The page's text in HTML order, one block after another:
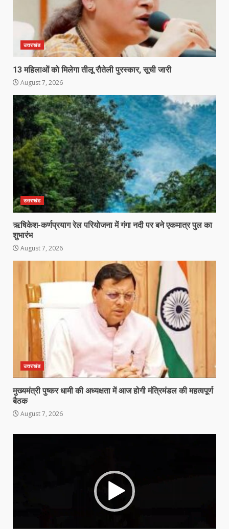
उत्तराखंड
13 महिलाओं को मिलेगा तीलू रौतेली पुरस्कार, सूची जारी
August 7, 2026
उत्तराखंड
ऋषिकेश-कर्णप्रयाग रेल परियोजना में गंगा नदी पर बने एकमात्र पुल का
शुभारंभ
August 7, 2026
उत्तराखंड
मुख्यमंत्री पुष्कर धामी की अध्यक्षता में आज होगी मंत्रिमंडल की महत्वपूर्ण
बैठक
August 7, 2026